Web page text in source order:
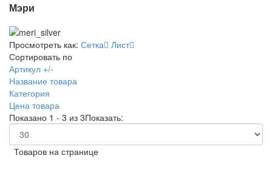
Мэри
Просмотреть как: Сетка
Лист
Сортировать по
Артикул +/-
Название товара
Категория
Цена товара
Показано 1 - 3 из 3Показать:
Товаров на странице